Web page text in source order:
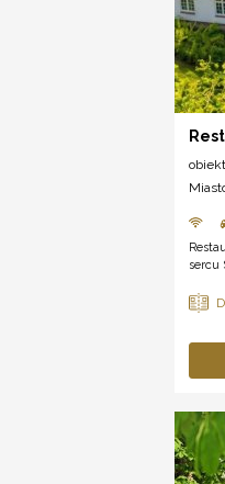
sercu